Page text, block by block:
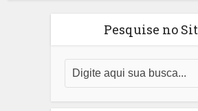
Pesquise no